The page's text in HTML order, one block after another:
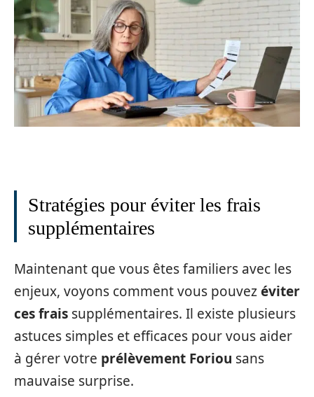
Stratégies pour éviter les frais
supplémentaires
Maintenant que vous êtes familiers avec les
enjeux, voyons comment vous pouvezéviter
ces frais supplémentaires. Il existe plusieurs
astuces simples et efficaces pour vous aider
à gérer votre prélèvement Foriou sans
mauvaise surprise.